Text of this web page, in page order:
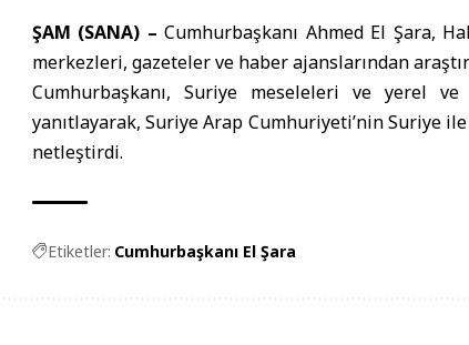
ŞAM (SANA) –Cumhurbaşkanı Ahmed El Şara,
merkezleri, gazeteler ve haber ajanslarından
Cumhurbaşkanı, Suriye meseleleri ve yerel ve
yanıtlayarak, Suriye Arap Cumhuriyeti’nin Suriye
netleştirdi.
Etiketler: Cumhurbaşkanı El Şara